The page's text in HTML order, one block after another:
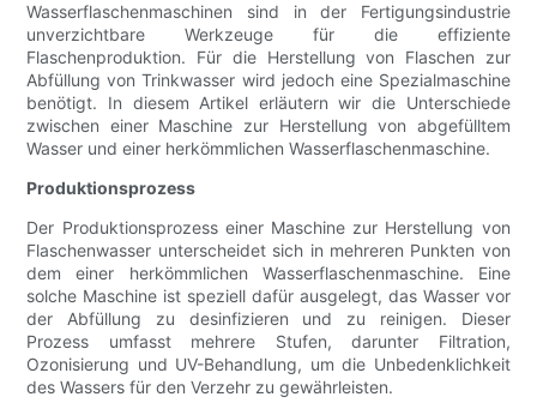
Wasserflaschenmaschinen sind in der Fertigungsindustrie
unverzichtbare Werkzeuge für die effiziente
Flaschenproduktion. Für die Herstellung von Flaschen zur
Abfüllung von Trinkwasser wird jedoch eine Spezialmaschine
benötigt. In diesem Artikel erläutern wir die Unterschiede
zwischen einer Maschine zur Herstellung von abgefülltem
Wasser und einer herkömmlichen Wasserflaschenmaschine.
Produktionsprozess
Der Produktionsprozess einer Maschine zur Herstellung von
Flaschenwasser unterscheidet sich in mehreren Punkten von
dem einer herkömmlichen Wasserflaschenmaschine. Eine
solche Maschine ist speziell dafür ausgelegt, das Wasser vor
der Abfüllung zu desinfizieren und zu reinigen. Dieser
Prozess umfasst mehrere Stufen, darunter Filtration,
Ozonisierung und UV-Behandlung, um die Unbedenklichkeit
des Wassers für den Verzehr zu gewährleisten.